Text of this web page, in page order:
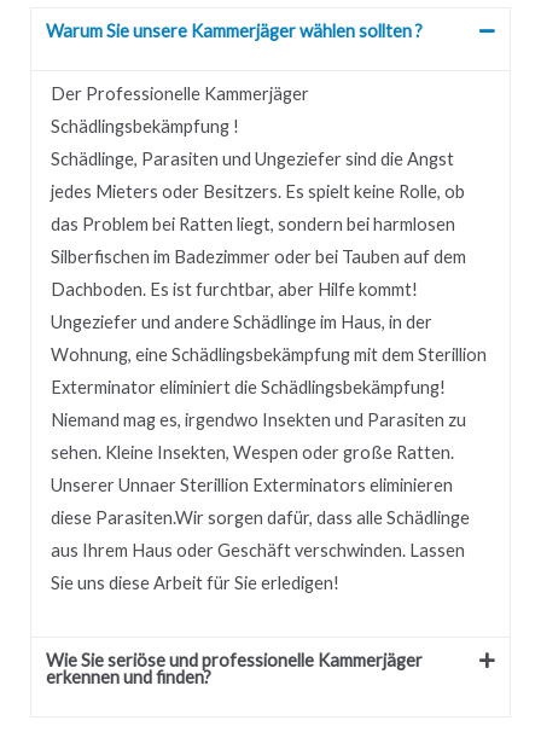
Warum Sie unsere Kammerjäger wählen sollten ?
Der Professionelle Kammerjäger
Schädlingsbekämpfung !
Schädlinge, Parasiten und Ungeziefer sind die Angst
jedes Mieters oder Besitzers. Es spielt keine Rolle, ob
das Problem bei Ratten liegt, sondern bei harmlosen
Silberfischen im Badezimmer oder bei Tauben auf dem
Dachboden. Es ist furchtbar, aber Hilfe kommt!
Ungeziefer und andere Schädlinge im Haus, in der
Wohnung, eine Schädlingsbekämpfung mit dem Sterillion
Exterminator eliminiert die Schädlingsbekämpfung!
Niemand mag es, irgendwo Insekten und Parasiten zu
sehen. Kleine Insekten, Wespen oder große Ratten.
UnsererUnnaerSterillion Exterminators eliminieren
diese Parasiten.Wir sorgen dafür, dass alle Schädlinge
aus Ihrem Haus oder Geschäft verschwinden. Lassen
Sie uns diese Arbeit für Sie erledigen!
Wie Sie seriöse und professionelle Kammerjäger
erkennen und finden?